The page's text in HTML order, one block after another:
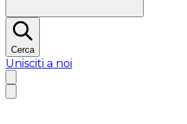
Cerca
Unisciti a noi